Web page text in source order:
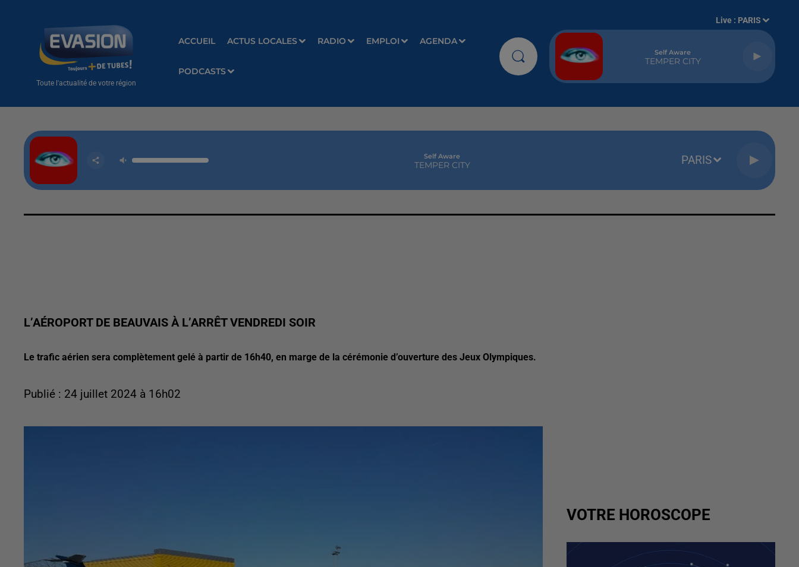
Toute l'actualité de votre région
ACCUEIL ACTUS LOCALES RADIO EMPLOI AGENDA
PODCASTS
Live : PARIS
Self Aware
TEMPER CITY
Self Aware
TEMPER CITY PARIS
L’AÉROPORT DE BEAUVAIS À L’ARRÊT VENDREDI SOIR
Le trafic aérien sera complètement gelé à partir de 16h40, en marge de la cérémonie d’ouverture des Jeux Olympiques.
Publié : 24 juillet 2024 à 16h02
VOTRE HOROSCOPE